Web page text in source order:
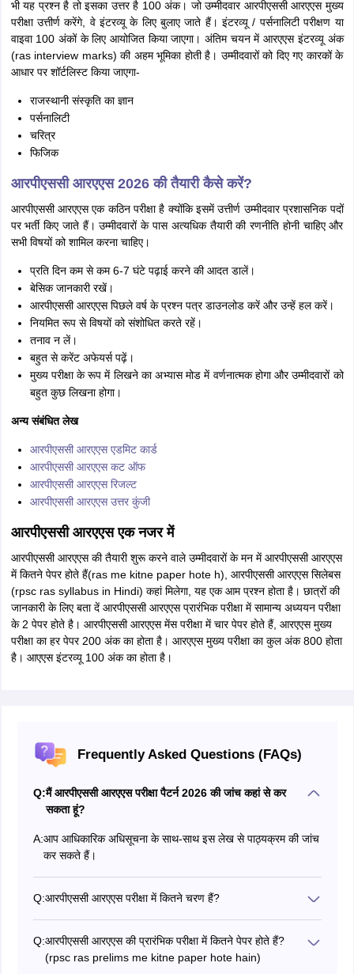
भी यह प्रश्न है तो इसका उत्तर है 100 अंक। जो उम्मीदवार आरपीएससी आरएएस मुख्य
परीक्षा उत्तीर्ण करेंगे, वे इंटरव्यू के लिए बुलाए जाते हैं। इंटरव्यू / पर्सनालिटी परीक्षण या
वाइवा 100 अंकों के लिए आयोजित किया जाएगा। अंतिम चयन में आरएएस इंटरव्यू अंक
(ras interview marks) की अहम भूमिका होती है। उम्मीदवारों को दिए गए कारकों के
आधार पर शॉर्टलिस्ट किया जाएगा-
राजस्थानी संस्कृति का ज्ञान
पर्सनालिटी
चरित्र
फिजिक
आरपीएससी आरएएस 2026 की तैयारी कैसे करें?
आरपीएससी आरएएस एक कठिन परीक्षा है क्योंकि इसमें उत्तीर्ण उम्मीदवार प्रशासनिक पदों
पर भर्ती किए जाते हैं। उम्मीदवारों के पास अत्यधिक तैयारी की रणनीति होनी चाहिए और
सभी विषयों को शामिल करना चाहिए।
प्रति दिन कम से कम 6-7 घंटे पढ़ाई करने की आदत डालें।
बेसिक जानकारी रखें।
आरपीएससी आरएएस पिछले वर्ष के प्रश्न पत्र डाउनलोड करें और उन्हें हल करें।
नियमित रूप से विषयों को संशोधित करते रहें।
तनाव न लें।
बहुत से करेंट अफेयर्स पढ़ें।
मुख्य परीक्षा के रूप में लिखने का अभ्यास मोड में वर्णनात्मक होगा और उम्मीदवारों को
बहुत कुछ लिखना होगा।
अन्य संबंधित लेख
आरपीएससी आरएएस एडमिट कार्ड
आरपीएससी आरएएस कट ऑफ
आरपीएससी आरएएस रिजल्ट
आरपीएससी आरएएस उत्तर कुंजी
आरपीएससी आरएएस एक नजर में
आरपीएससी आरएएस की तैयारी शुरू करने वाले उम्मीदवारों के मन में आरपीएससी आरएएस
में कितने पेपर होते हैं(ras me kitne paper hote h), आरपीएससी आरएएस सिलेबस
(rpsc ras syllabus in Hindi) कहां मिलेगा, यह एक आम प्रश्न होता है। छात्रों की
जानकारी के लिए बता दें आरपीएससी आरएएस प्रारंभिक परीक्षा में सामान्य अध्ययन परीक्षा
के 2 पेपर होते है। आरपीएससी आरएएस मेंस परीक्षा में चार पेपर होते हैं, आरएएस मुख्य
परीक्षा का हर पेपर 200 अंक का होता है। आरएएस मुख्य परीक्षा का कुल अंक 800 होता
है। आएएस इंटरव्यू 100 अंक का होता है।
Frequently Asked Questions (FAQs)
Q:मैं आरपीएससी आरएएस परीक्षा पैटर्न 2026 की जांच कहां से कर
सकता हूं?
A:आप आधिकारिक अधिसूचना के साथ-साथ इस लेख से पाठ्यक्रम की जांच
कर सकते हैं।
Q:आरपीएससी आरएएस परीक्षा में कितने चरण हैं?
Q:आरपीएससी आरएएस की प्रारंभिक परीक्षा में कितने पेपर होते हैं?
(rpsc ras prelims me kitne paper hote hain)